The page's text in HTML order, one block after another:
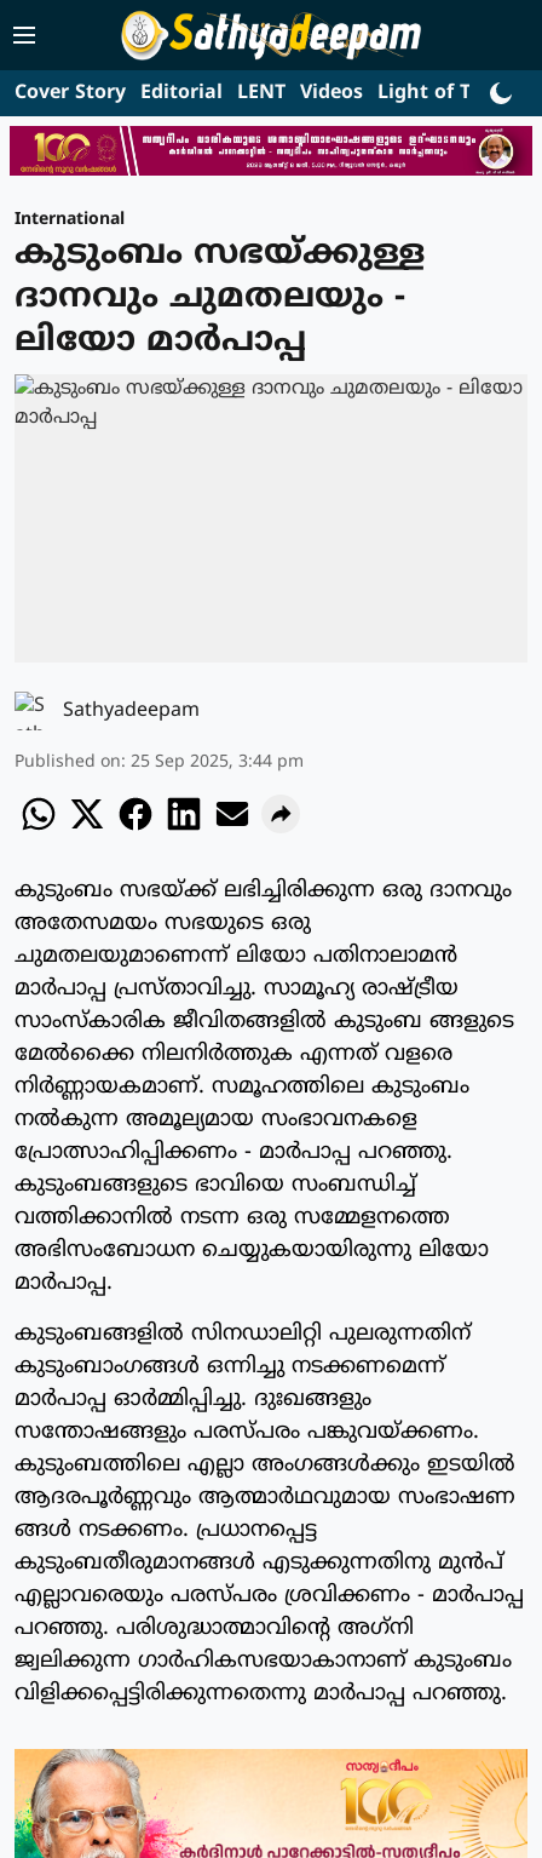
Cover Story Editorial LENT Videos Light of Truth
International
കുടുംബം സഭയ്ക്കുള്ള
ദാനവും ചുമതലയും -
ലിയോ മാര്‍പാപ്പ
Sathyadeepam
Published on: 25 Sep 2025, 3:44 pm
കുടുംബം സഭയ്ക്ക് ലഭിച്ചിരിക്കുന്ന ഒരു ദാനവും
അതേസമയം സഭയുടെ ഒരു
ചുമതലയുമാണെന്ന് ലിയോ പതിനാലാമന്‍
മാര്‍പാപ്പ പ്രസ്താവിച്ചു. സാമൂഹ്യ രാഷ്ട്രീയ
സാംസ്‌കാരിക ജീവിതങ്ങളില്‍ കുടുംബ ങ്ങളുടെ
മേല്‍ക്കൈ നിലനിര്‍ത്തുക എന്നത് വളരെ
നിര്‍ണ്ണായകമാണ്. സമൂഹത്തിലെ കുടുംബം
നല്‍കുന്ന അമൂല്യമായ സംഭാവനകളെ
പ്രോത്സാഹിപ്പിക്കണം - മാര്‍പാപ്പ പറഞ്ഞു.
കുടുംബങ്ങളുടെ ഭാവിയെ സംബന്ധിച്ച്
വത്തിക്കാനില്‍ നടന്ന ഒരു സമ്മേളനത്തെ
അഭിസംബോധന ചെയ്യുകയായിരുന്നു ലിയോ
മാര്‍പാപ്പ.
കുടുംബങ്ങളില്‍ സിനഡാലിറ്റി പുലരുന്നതിന്
കുടുംബാംഗങ്ങള്‍ ഒന്നിച്ചു നടക്കണമെന്ന്
മാര്‍പാപ്പ ഓര്‍മ്മിപ്പിച്ചു. ദുഃഖങ്ങളും
സന്തോഷങ്ങളും പരസ്പരം പങ്കുവയ്ക്കണം.
കുടുംബത്തിലെ എല്ലാ അംഗങ്ങള്‍ക്കും ഇടയില്‍
ആദരപൂര്‍ണ്ണവും ആത്മാര്‍ഥവുമായ സംഭാഷണ
ങ്ങള്‍ നടക്കണം. പ്രധാനപ്പെട്ട
കുടുംബതീരുമാനങ്ങള്‍ എടുക്കുന്നതിനു മുന്‍പ്
എല്ലാവരെയും പരസ്പരം ശ്രവിക്കണം - മാര്‍പാപ്പ
പറഞ്ഞു. പരിശുദ്ധാത്മാവിന്റെ അഗ്‌നി
ജ്വലിക്കുന്ന ഗാര്‍ഹികസഭയാകാനാണ് കുടുംബം
വിളിക്കപ്പെട്ടിരിക്കുന്നതെന്നു മാര്‍പാപ്പ പറഞ്ഞു.